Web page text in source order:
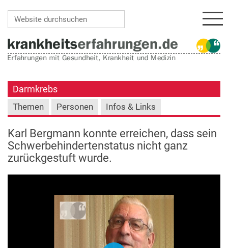
Darmkrebs
Themen Personen Infos & Links
Karl Bergmann konnte erreichen, dass sein
Schwerbehindertenstatus nicht ganz
zurückgestuft wurde.